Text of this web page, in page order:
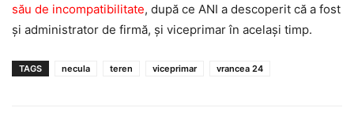
său de incompatibilitate, după ce ANI a descoperit că a fost
și administrator de firmă, și viceprimar în același timp.
TAGS necula teren viceprimar vrancea 24